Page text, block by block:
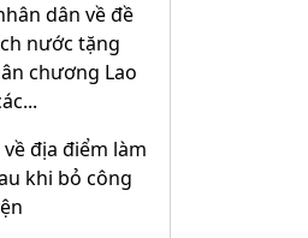
dân về đề
nước tặng
chương Lao
địa điểm làm
khi bỏ công